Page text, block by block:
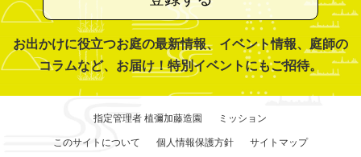
お出かけに役立つお庭の最新情報、イベント情報、庭師の
コラムなど、お届け！特別イベントにもご招待。
指定管理者 植彌加藤造園
ミッション
このサイトについて
個人情報保護方針
サイトマップ